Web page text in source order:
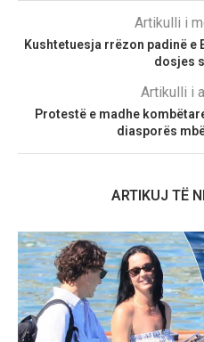
Artikulli i
Kushtetuesja rrëzon padinë e
dosjes
Artikulli i
Protestë e madhe
diasporës
ARTIKUJ TË